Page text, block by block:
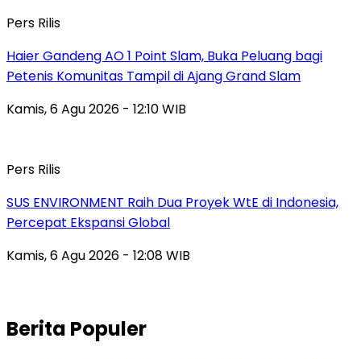
Pers Rilis
Haier Gandeng AO 1 Point Slam, Buka Peluang bagi
Petenis Komunitas Tampil di Ajang Grand Slam
Kamis, 6 Agu 2026 - 12:10 WIB
Pers Rilis
SUS ENVIRONMENT Raih Dua Proyek WtE di Indonesia,
Percepat Ekspansi Global
Kamis, 6 Agu 2026 - 12:08 WIB
Berita Populer